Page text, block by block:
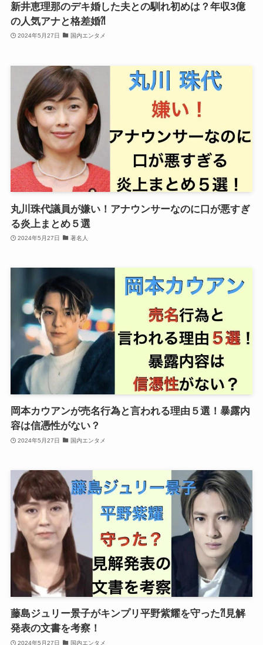
新井恵理那のデキ婚した夫との馴れ初めは？年収3億
の人気アナと格差婚⁈
2024年5月27日 国内エンタメ
丸川珠代議員が嫌い！アナウンサーなのに口が悪すぎ
る炎上まとめ５選
2024年5月27日 著名人
岡本カウアンが売名行為と言われる理由５選！暴露内
容は信憑性がない？
2024年5月27日 国内エンタメ
藤島ジュリー景子がキンプリ平野紫耀を守った⁈見解
発表の文書を考察！
2024年5月27日 国内エンタメ